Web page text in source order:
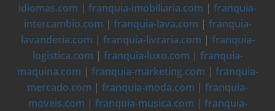
idiomas.com | franquia-imobiliaria.com | franquia-
intercambio.com | franquia-lava.com | franquia-
lavanderia.com | franquia-livraria.com | franquia-
logistica.com | franquia-luxo.com | franquia-
maquina.com | franquia-marketing.com | franquia-
mercado.com | franquia-moda.com | franquia-
moveis.com | franquia-musica.com | franquia-